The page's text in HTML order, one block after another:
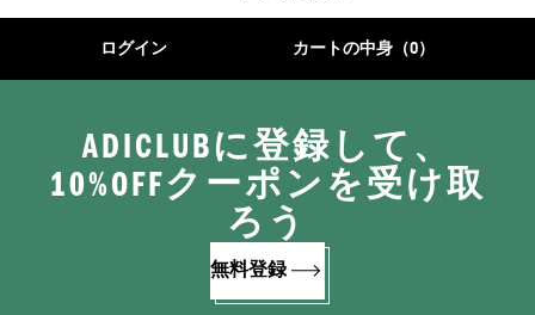
ログイン カートの中身（0）
ADICLUBに登録して、
10%OFFクーポンを受け取
ろう
無料登録